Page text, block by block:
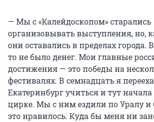
— Мы с «Калейдоскопом» старались
организовывать выступления, но,
они оставались в пределах города.
то не было денег. Мои главные
достижения — это победы на
фестивалях. В семнадцать я
Екатеринбург учиться и тут начала
цирке. Мы с ним ездили по Уралу
это нравилось. Куда бы меня ни